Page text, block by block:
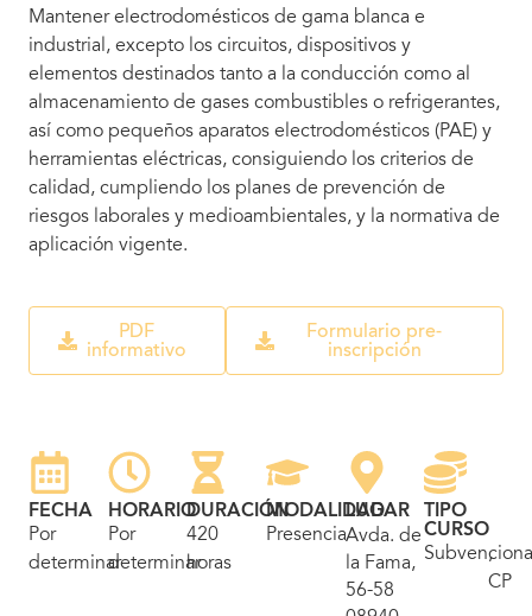
Mantener electrodomésticos de gama blanca e
industrial, excepto los circuitos, dispositivos y
elementos destinados tanto a la conducción como al
almacenamiento de gases combustibles o refrigerantes,
así como pequeños aparatos electrodomésticos (PAE) y
herramientas eléctricas, consiguiendo los criterios de
calidad, cumpliendo los planes de prevención de
riesgos laborales y medioambientales, y la normativa de
aplicación vigente.
PDF
informativo
Formulario pre-
inscripción
FECHA
Por
determinar
HORARIO
Por
determinar
DURACIÓN
420
horas
MODALIDAD
Presencial
LUGAR
Avda. de
la Fama,
56-58
TIPO
CURSO
,
CP